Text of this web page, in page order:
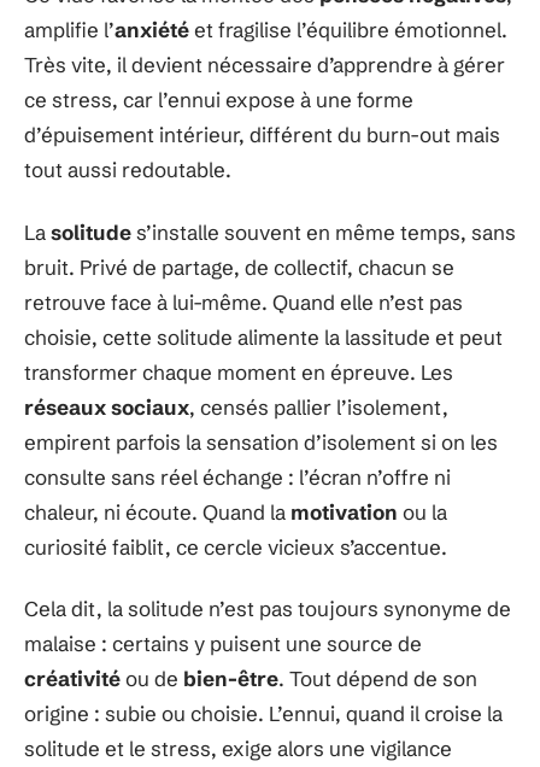
amplifie l’anxiétéet fragilise l’équilibre émotionnel.
Très vite, il devient nécessaire d’apprendre à gérer
ce stress, car l’ennui expose à une forme
d’épuisement intérieur, différent du burn-out mais
tout aussi redoutable.
Lasolitudes’installe souvent en même temps, sans
bruit. Privé de partage, de collectif, chacun se
retrouve face à lui-même. Quand elle n’est pas
choisie, cette solitude alimente la lassitude et peut
transformer chaque moment en épreuve. Les
réseaux sociaux, censés pallier l’isolement,
empirent parfois la sensation d’isolement si on les
consulte sans réel échange : l’écran n’offre ni
chaleur, ni écoute. Quand la motivation ou la
curiosité faiblit, ce cercle vicieux s’accentue.
Cela dit, la solitude n’est pas toujours synonyme de
malaise : certains y puisent une source de
créativitéou de bien-être. Tout dépend de son
origine : subie ou choisie. L’ennui, quand il croise la
solitude et le stress, exige alors une vigilance